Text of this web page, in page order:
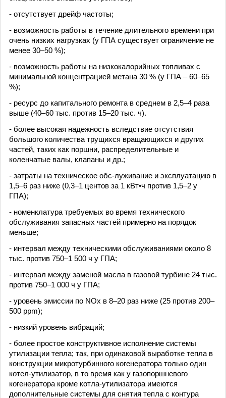
- отсутствует дрейф частоты;
- возможность работы в течение длительного времени при
очень низких нагрузках (у ГПА существует ограничение не
менее 30–50 %);
- возможность работы на низкокалорийных топливах с
минимальной концентрацией метана 30 % (у ГПА – 60–65
%);
- ресурс до капитального ремонта в среднем в 2,5–4 раза
выше (40–60 тыс. против 15–20 тыс. ч).
- более высокая надежность вследствие отсутствия
большого количества трущихся вращающихся и других
частей, таких как поршни, распределительные и
коленчатые валы, клапаны и др.;
- затраты на техническое обс-луживание и эксплуатацию в
1,5–6 раз ниже (0,3–1 центов за 1 кВт•ч против 1,5–2 у
ГПА);
- номенклатура требуемых во время технического
обслуживания запасных частей примерно на порядок
меньше;
- интервал между техническими обслуживаниями около 8
тыс. против 750–1 500 ч у ГПА;
- интервал между заменой масла в газовой турбине 24 тыс.
против 750–1 000 ч у ГПА;
- уровень эмиссии по NОx в 8–20 раз ниже (25 против 200–
500 ppm);
- низкий уровень вибраций;
- более простое конструктивное исполнение системы
утилизации тепла; так, при одинаковой выработке тепла в
конструкции микротурбинного когенератора только один
котел-утилизатор, в то время как у газопоршневого
когенератора кроме котла-утилизатора имеются
дополнительные системы для снятия тепла с контура